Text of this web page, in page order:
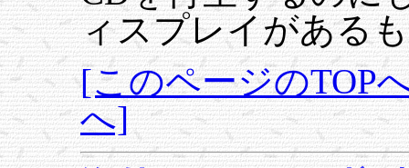
ィスプレイがある
[このページのTOP
へ]